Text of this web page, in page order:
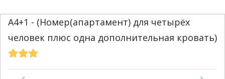
A4+1 - (Номер(апартамент) для четырёх
человек плюс одна дополнительная кровать)